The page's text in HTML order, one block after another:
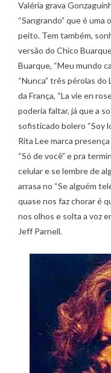
Valéria grava
“Sangrando” que é
peito. Tem também,
versão do Chico
Buarque, “Meu mundo
“Nunca” três pérolas
da França, “La vie en
poderia faltar, já que a
sofisticado bolero “Soy
Rita Lee marca
“Só de você” e pra
celular e se lembre de
arrasa no “Se alguém
quase nos faz chorar é
nos olhos e solta a voz
Jeff Parnell.